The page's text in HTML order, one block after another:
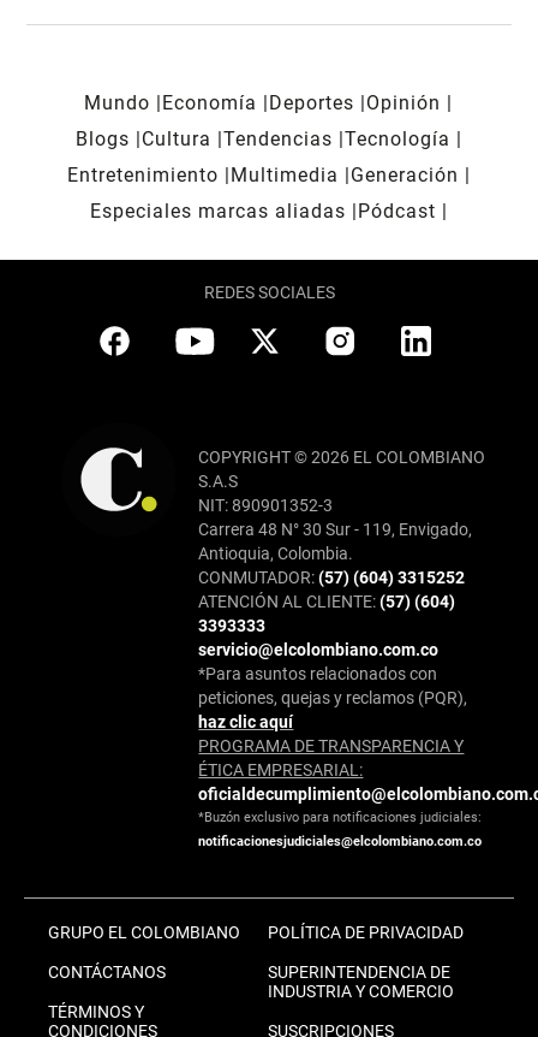
Mundo Economía Deportes
Opinión
Blogs
Cultura Tendencias Tecnología
Entretenimiento
Multimedia
Generación
Especiales marcas aliadas
Pódcast
REDES SOCIALES
COPYRIGHT © 2026 EL COLOMBIANO
S.A.S
NIT: 890901352-3
Carrera 48 N° 30 Sur - 119, Envigado,
Antioquia, Colombia.
CONMUTADOR:(57) (604) 3315252
ATENCIÓN AL CLIENTE:(57) (604)
3393333
servicio@elcolombiano.com.co
*Para asuntos relacionados con
peticiones, quejas y reclamos (PQR),
haz clic aquí
PROGRAMA DE TRANSPARENCIA Y
ÉTICA EMPRESARIAL:
*Buzón exclusivo para notificaciones judiciales:
notificacionesjudiciales@elcolombiano.com.co
GRUPO EL COLOMBIANO
CONTÁCTANOS
TÉRMINOS Y
CONDICIONES
POLÍTICA DE PRIVACIDAD
SUPERINTENDENCIA DE
INDUSTRIA Y COMERCIO
SUSCRIPCIONES